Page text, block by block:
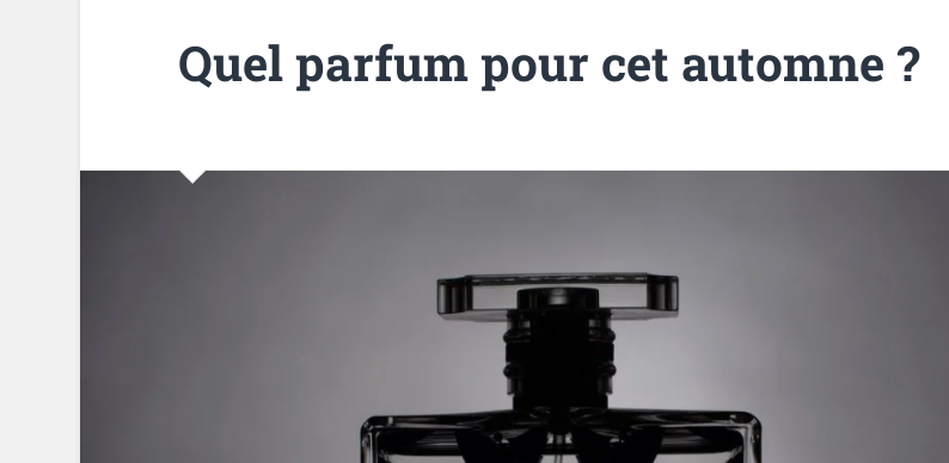
Quel parfum pour cet automne ?